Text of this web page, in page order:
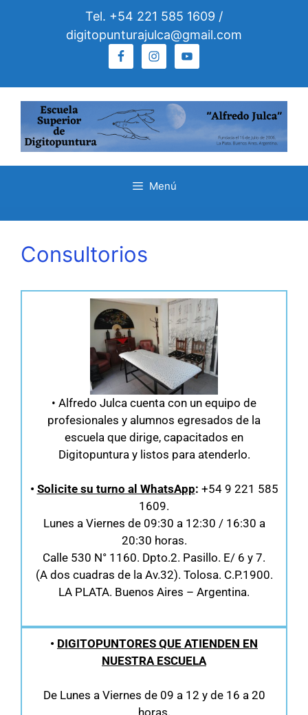
Tel. +54 221 585 1609 /
digitopunturajulca@gmail.com
Menú
Consultorios
• Alfredo Julca cuenta con un equipo de
profesionales y alumnos egresados de la
escuela que dirige, capacitados en
Digitopuntura y listos para atenderlo.
• Solicite su turno al WhatsApp: +54 9 221 585
1609.
Lunes a Viernes de 09:30 a 12:30 / 16:30 a
20:30 horas.
Calle 530 N° 1160. Dpto.2. Pasillo. E/ 6 y 7.
(A dos cuadras de la Av.32). Tolosa. C.P.1900.
LA PLATA. Buenos Aires – Argentina.
• DIGITOPUNTORES QUE ATIENDEN EN
NUESTRA ESCUELA
De Lunes a Viernes de 09 a 12 y de 16 a 20